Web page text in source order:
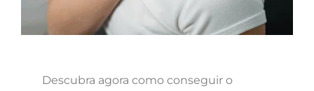
Descubra agora como conseguir o